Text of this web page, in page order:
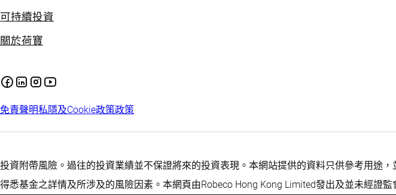
可持續投資
關於荷寶
免責聲明私隱及Cookie政策政策
投資附帶風險。過往的投資業績並不保證將來的投資表現。本網站提供的資料只供參考用途
得悉基金之詳情及所涉及的風險因素。本網頁由Robeco Hong Kong Limited發出及並未經證監